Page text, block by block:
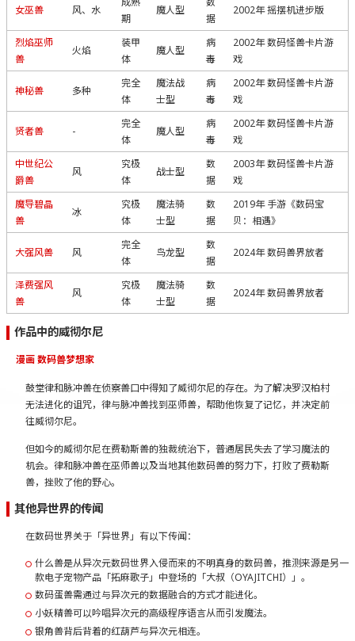
女巫兽 风、水
期
魔人型
据
2002年 摇摆机进步版
烈焰巫师
兽
火焰
装甲
体
魔人型
病
毒
2002年 数码怪兽卡片游
戏
神秘兽 多种
完全
体
魔法战
士型
病
毒
2002年 数码怪兽卡片游
戏
贤者兽 -
完全
体
魔人型
病
毒
2002年 数码怪兽卡片游
戏
中世纪公
爵兽
风
究极
体
战士型
数
据
2003年 数码怪兽卡片游
戏
魔导碧晶
兽
冰
究极
体
魔法骑
士型
数
据
2019年 手游《数码宝
贝：相遇》
大强风兽 风
完全
体
鸟龙型
数
据
2024年 数码兽界放者
泽费强风
兽
风
究极
体
魔法骑
士型
数
据
2024年 数码兽界放者
作品中的威彻尔尼
漫画 数码兽梦想家
鼓堂律和脉冲兽在侦察兽口中得知了威彻尔尼的存在。为了解决罗汉柏村
无法进化的诅咒，律与脉冲兽找到巫师兽，帮助他恢复了记忆，并决定前
往威彻尔尼。
但如今的威彻尔尼在费勒斯兽的独裁统治下，普通居民失去了学习魔法的
机会。律和脉冲兽在巫师兽以及当地其他数码兽的努力下，打败了费勒斯
兽，挫败了他的野心。
其他异世界的传闻
在数码世界关于「异世界」有以下传闻：
什么兽是从异次元数码世界入侵而来的不明真身的数码兽，推测来源是另一
款电子宠物产品「拓麻歌子」中登场的「大叔（OYAJITCHI）」。
数码蛋兽需通过与异次元的数据融合的方式才能进化。
小妖精兽可以吟唱异次元的高级程序语言从而引发魔法。
银角兽背后背着的红葫芦与异次元相连。